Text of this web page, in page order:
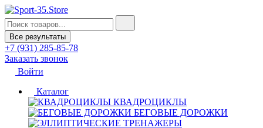
Все результаты
+7 (931) 285-85-78
Заказать звонок
Войти
Каталог
КВАДРОЦИКЛЫ
БЕГОВЫЕ ДОРОЖКИ